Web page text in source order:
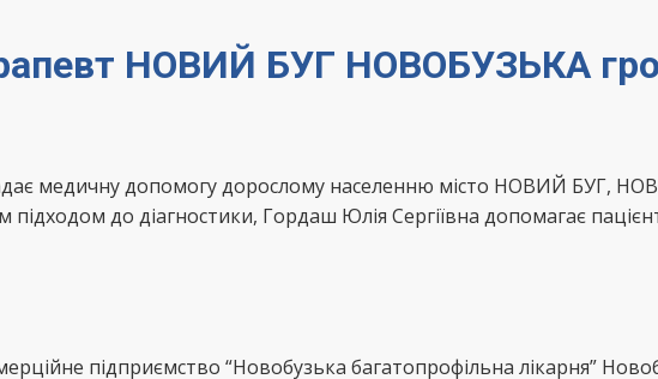
НОВИЙ БУГ НОВОБУЗЬКА
медичну допомогу дорослому населенню місто НОВИЙ БУГ,
до діагностики, Гордаш Юлія Сергіївна допомагає
підприємство “Новобузька багатопрофільна лікарня”